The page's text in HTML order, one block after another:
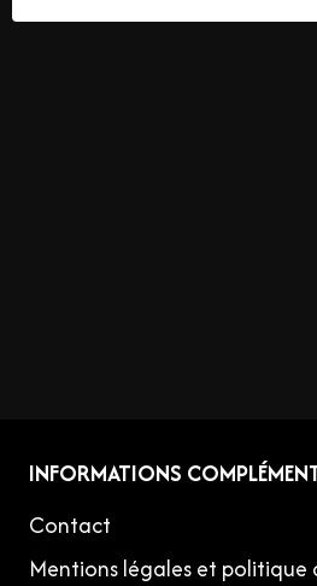
INFORMATIONS
Contact
Mentions légales et